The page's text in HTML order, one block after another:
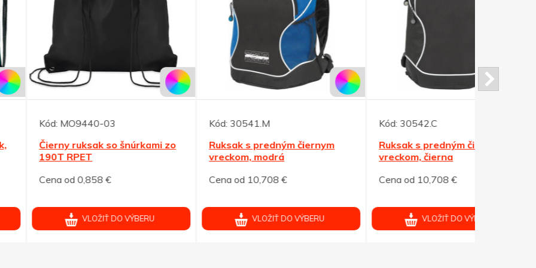
MO9440-03
ruksak so šnúrkami zo
od 0,858 €
VLOŽIŤ DO VÝBERU
Ruksak s predným čiernym
vreckom, modrá
Cena od 10,708 €
VLOŽIŤ DO VÝBERU
Ruksak s predným čiernym
vreckom, čierna
Cena od 10,708 €
VLOŽIŤ DO VÝBERU